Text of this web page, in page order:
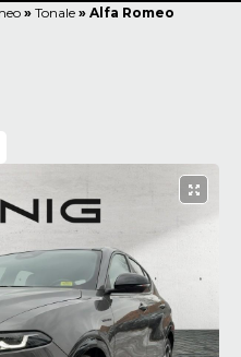
» Tonale » Alfa Romeo